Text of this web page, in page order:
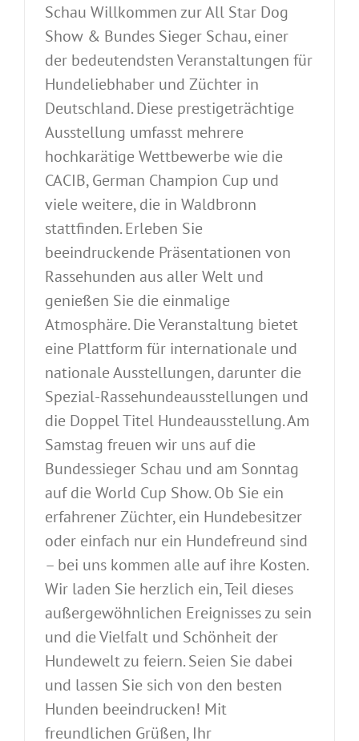
Schau Willkommen zur All Star Dog
Show & Bundes Sieger Schau, einer
der bedeutendsten Veranstaltungen für
Hundeliebhaber und Züchter in
Deutschland. Diese prestigeträchtige
Ausstellung umfasst mehrere
hochkarätige Wettbewerbe wie die
CACIB, German Champion Cup und
viele weitere, die in Waldbronn
stattfinden. Erleben Sie
beeindruckende Präsentationen von
Rassehunden aus aller Welt und
genießen Sie die einmalige
Atmosphäre. Die Veranstaltung bietet
eine Plattform für internationale und
nationale Ausstellungen, darunter die
Spezial-Rassehundeausstellungen und
die Doppel Titel Hundeausstellung. Am
Samstag freuen wir uns auf die
Bundessieger Schau und am Sonntag
auf die World Cup Show. Ob Sie ein
erfahrener Züchter, ein Hundebesitzer
oder einfach nur ein Hundefreund sind
– bei uns kommen alle auf ihre Kosten.
Wir laden Sie herzlich ein, Teil dieses
außergewöhnlichen Ereignisses zu sein
und die Vielfalt und Schönheit der
Hundewelt zu feiern. Seien Sie dabei
und lassen Sie sich von den besten
Hunden beeindrucken! Mit
freundlichen Grüßen, Ihr